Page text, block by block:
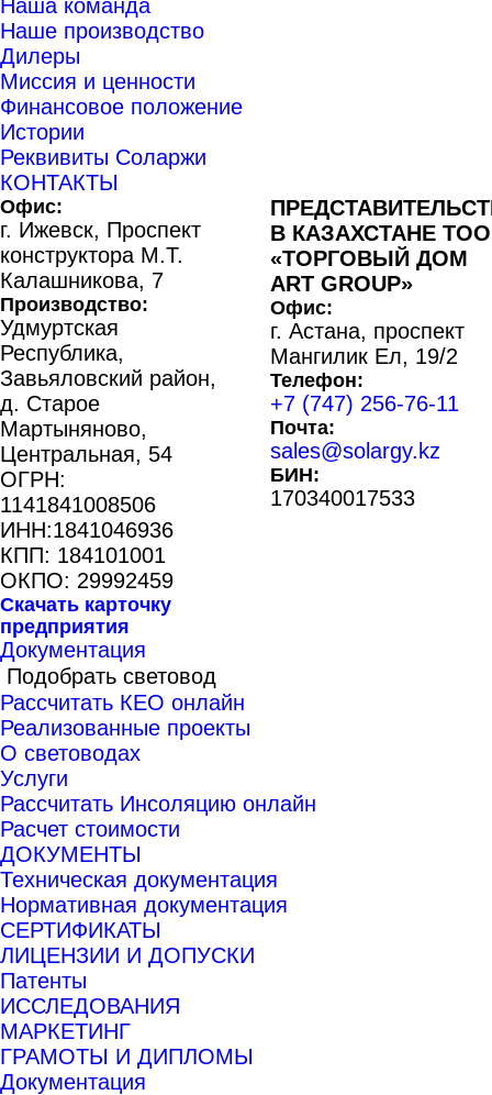
Наша команда
Наше производство
Дилеры
Миссия и ценности
Финансовое положение
Истории
Реквивиты Соларжи
КОНТАКТЫ
Офис:
г. Ижевск, Проспект
конструктора М.Т.
Калашникова, 7
Производство:
Удмуртская
Республика,
Завьяловский район,
д. Старое
Мартыняново,
Центральная, 54
ОГРН:
1141841008506
ИНН:1841046936
КПП: 184101001
ОКПО: 29992459
Скачать карточку
предприятия
В КАЗАХСТАНЕ ТОО
«ТОРГОВЫЙ ДОМ
ART GROUP»
Офис:
г. Астана, проспект
Мангилик Ел, 19/2
Телефон:
+7 (747) 256-76-11
Почта:
sales@solargy.kz
БИН:
170340017533
Документация
Подобрать световод
Рассчитать КЕО онлайн
Реализованные проекты
О световодах
Услуги
Рассчитать Инсоляцию онлайн
Расчет стоимости
ДОКУМЕНТЫ
Техническая документация
Нормативная документация
СЕРТИФИКАТЫ
ЛИЦЕНЗИИ И ДОПУСКИ
Патенты
ИССЛЕДОВАНИЯ
МАРКЕТИНГ
ГРАМОТЫ И ДИПЛОМЫ
Документация